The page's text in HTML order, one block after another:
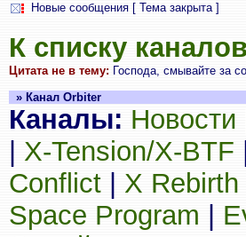
Новые сообщения [ Тема закрыта ]
К списку каналов
Цитата не в тему: Господа, смывайте за
» Канал Orbiter
Каналы: Новости
X-Tension/X-BTF
Conflict
X Rebirth
Space Program